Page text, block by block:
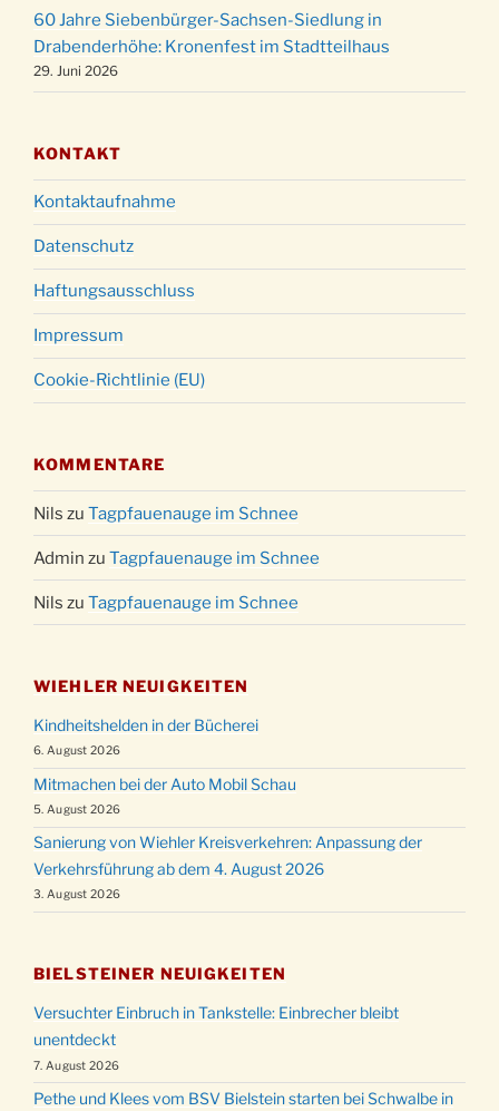
31.12.
Gottesdienst zu Silvester in der Kirche um
18:00 Uhr
60 Jahre Siebenbürger-Sachsen-Siedlung in
Drabenderhöhe: Kronenfest im Stadtteilhaus
29. Juni 2026
KONTAKT
Kontaktaufnahme
Datenschutz
Haftungsausschluss
Impressum
Cookie-Richtlinie (EU)
KOMMENTARE
Nils zu Tagpfauenauge im Schnee
Admin zu Tagpfauenauge im Schnee
Nils zu Tagpfauenauge im Schnee
WIEHLER NEUIGKEITEN
Kindheitshelden in der Bücherei
6. August 2026
Mitmachen bei der Auto Mobil Schau
5. August 2026
Sanierung von Wiehler Kreisverkehren: Anpassung der
Verkehrsführung ab dem 4. August 2026
3. August 2026
BIELSTEINER NEUIGKEITEN
Versuchter Einbruch in Tankstelle: Einbrecher bleibt
unentdeckt
7. August 2026
Pethe und Klees vom BSV Bielstein starten bei Schwalbe in